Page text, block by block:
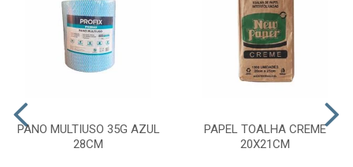
PANO MULTIUSO 35G AZUL
28CM
PAPEL TOALHA CREME
20X21CM